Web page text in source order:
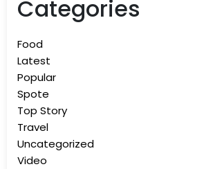
Categories
Food
Latest
Popular
Spote
Top Story
Travel
Uncategorized
Video